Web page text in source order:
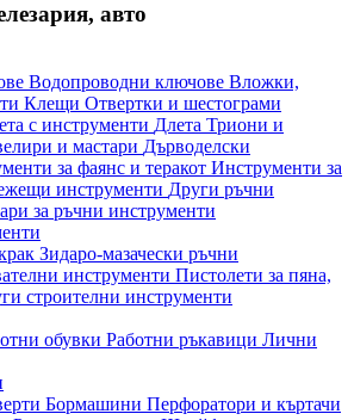
авто
Водопроводни ключове Вложки,
Клещи Отвертки и шестограми
с инструменти Длета Триони и
и мастари Дърводелски
за фаянс и теракот Инструменти за
инструменти Други ръчни
за ръчни инструменти
Зидаро-мазачески ръчни
инструменти Пистолети за пяна,
строителни инструменти
обувки Работни ръкавици Лични
Бормашини Перфоратори и къртачи